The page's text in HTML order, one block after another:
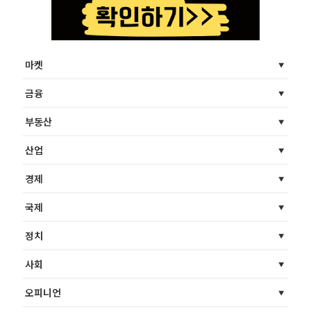
마켓
금융
부동산
산업
경제
국제
정치
사회
오피니언